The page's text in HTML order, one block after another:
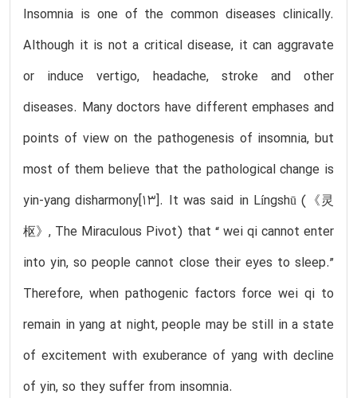
Insomnia is one of the common diseases clinically.
Although it is not a critical disease, it can aggravate
or induce vertigo, headache, stroke and other
diseases. Many doctors have different emphases and
points of view on the pathogenesis of insomnia, but
most of them believe that the pathological change is
yin-yang disharmony[13]. It was said in Língshū (《灵
枢》, The Miraculous Pivot) that “ wei qi cannot enter
into yin, so people cannot close their eyes to sleep.”
Therefore, when pathogenic factors force wei qi to
remain in yang at night, people may be still in a state
of excitement with exuberance of yang with decline
of yin, so they suffer from insomnia.